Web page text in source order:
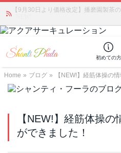
【9月30日より価格改定】播磨園製茶
「みんなの備蓄・災害対策」 vol.4 〜
初めての方
Home » ブログ » 【NEW!】経筋体操の
【NEW!】経筋体操
ができました！